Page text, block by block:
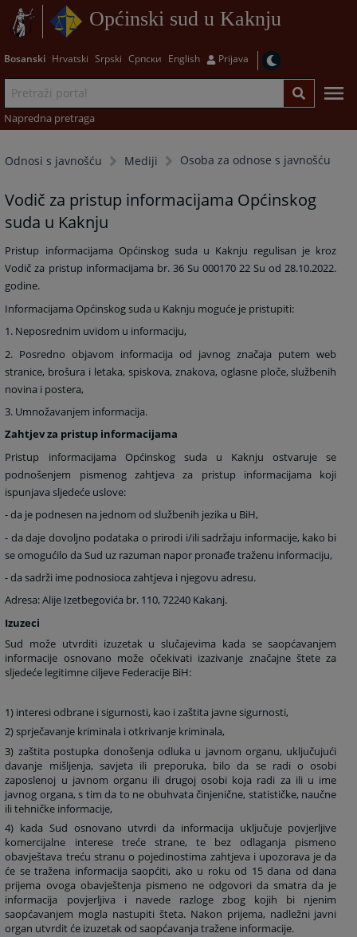
Općinski sud u Kaknju
Bosanski Hrvatski Srpski Српски English Prijava
Napredna pretraga
Odnosi s javnošću Mediji Osoba za odnose s javnošću
Vodič za pristup informacijama Općinskog
suda u Kaknju
Pristup informacijama Općinskog suda u Kaknju regulisan je kroz
Vodič za pristup informacijama br. 36 Su 000170 22 Su od 28.10.2022.
godine.
Informacijama Općinskog suda u Kaknju moguće je pristupiti:
1. Neposrednim uvidom u informaciju,
2. Posredno objavom informacija od javnog značaja putem web
stranice, brošura i letaka, spiskova, znakova, oglasne ploče, službenih
novina i postera,
3. Umnožavanjem informacija.
Zahtjev za pristup informacijama
Pristup informacijama Općinskog suda u Kaknju ostvaruje se
podnošenjem pismenog zahtjeva za pristup informacijama koji
ispunjava sljedeće uslove:
- da je podnesen na jednom od službenih jezika u BiH,
- da daje dovoljno podataka o prirodi i/ili sadržaju informacije, kako bi
se omogućilo da Sud uz razuman napor pronađe traženu informaciju,
- da sadrži ime podnosioca zahtjeva i njegovu adresu.
Adresa: Alije Izetbegovića br. 110, 72240 Kakanj.
Izuzeci
Sud može utvrditi izuzetak u slučajevima kada se saopćavanjem
informacije osnovano može očekivati izazivanje značajne štete za
sljedeće legitimne ciljeve Federacije BiH:
1) interesi odbrane i sigurnosti, kao i zaštita javne sigurnosti,
2) sprječavanje kriminala i otkrivanje kriminala,
3) zaštita postupka donošenja odluka u javnom organu, uključujući
davanje mišljenja, savjeta ili preporuka, bilo da se radi o osobi
zaposlenoj u javnom organu ili drugoj osobi koja radi za ili u ime
javnog organa, s tim da to ne obuhvata činjenične, statističke, naučne
ili tehničke informacije,
4) kada Sud osnovano utvrdi da informacija uključuje povjerljive
komercijalne interese treće strane, te bez odlaganja pismeno
obavještava treću stranu o pojedinostima zahtjeva i upozorava je da
će se tražena informacija saopćiti, ako u roku od 15 dana od dana
prijema ovoga obavještenja pismeno ne odgovori da smatra da je
informacija povjerljiva i navede razloge zbog kojih bi njenim
saopćavanjem mogla nastupiti šteta. Nakon prijema, nadležni javni
organ utvrdit će izuzetak od saopćavanja tražene informacije.